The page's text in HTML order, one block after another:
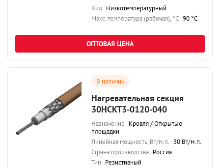
Вид Низкотемпературный
Maкс. температура (рабочая), °C 90 °C
ОПТОВАЯ ЦЕНА
В наличии
Нагревательная секция
30НСКТ3-0120-040
Назначение Кровля / Открытые
площадки
Линейная мощность, Вт/м.п. 30 Вт/м.п.
Страна производства Россия
Тип Резистивный